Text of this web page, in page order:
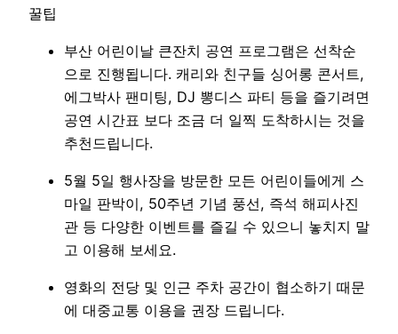
꿀팁
부산 어린이날 큰잔치 공연 프로그램은 선착순
으로 진행됩니다. 캐리와 친구들 싱어롱 콘서트,
에그박사 팬미팅, DJ 뽕디스 파티 등을 즐기려면
공연 시간표 보다 조금 더 일찍 도착하시는 것을
추천드립니다.
5월 5일 행사장을 방문한 모든 어린이들에게 스
마일 판박이, 50주년 기념 풍선, 즉석 해피사진
관 등 다양한 이벤트를 즐길 수 있으니 놓치지 말
고 이용해 보세요.
영화의 전당 및 인근 주차 공간이 협소하기 때문
에 대중교통 이용을 권장 드립니다.